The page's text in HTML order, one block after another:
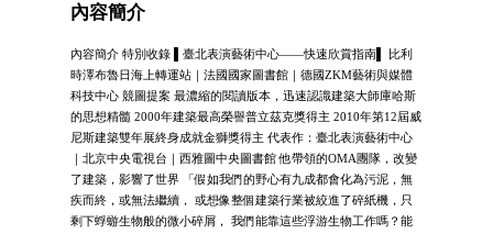
內容簡介
內容簡介 特別收錄 ▌臺北表演藝術中心――快速欣賞指南▌ 比利
時澤布魯日海上轉運站｜法國國家圖書館｜德國ZKM藝術與媒體
科技中心 競圖提案 最濃縮的閱讀版本，迅速認識建築大師庫哈斯
的思想精髓 2000年建築最高榮譽普立茲克獎得主 2010年第12屆威
尼斯建築雙年展終身成就金獅獎得主 代表作：臺北表演藝術中心
｜北京中央電視台｜西雅圖中央圖書館 他帶領的OMA團隊，改變
了建築，影響了世界 「假如我們的野心有九成都會化為污泥，無
疾而終，或無法繼續， 或想像整個建築行業被絞進了碎紙機，只
剩下蜉蝣生物般的微小碎屑， 我們能靠這些浮游生物工作嗎？能